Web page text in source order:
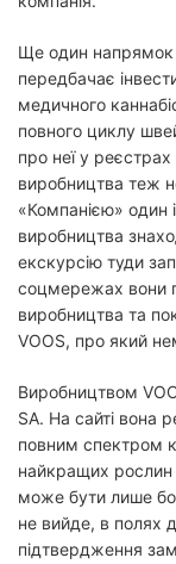
Ще один
передбачає
медичного
повного циклу
про неї у
виробництва теж
«Компанією» один
виробництва
екскурсію туди
соцмережах вони
виробництва та
VOOS, про який
Виробництвом
SA. На сайті вона
повним спектром
найкращих рослин
може бути лише
не вийде, в полях
підтвердження